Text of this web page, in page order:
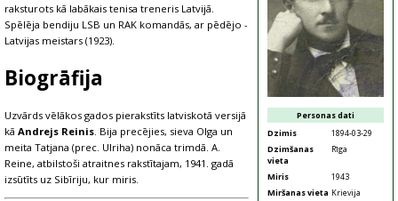
Personas dati
Dzimis
1894-03-29
Dzimšanas
vieta
Rīga
Miris
1943
Miršanas vieta Krievija
raksturots kā labākais tenisa treneris Latvijā.
Spēlēja bendiju LSB un RAK komandās, ar pēdējo -
Latvijas meistars (1923).
Biogrāfija
Uzvārds vēlākos gados pierakstīts latviskotā versijā
kā Andrejs Reinis . Bija precējies, sieva Olga un
meita Tatjana (prec. Ulriha) nonāca trimdā. A.
Reine, atbilstoši atraitnes rakstītajam, 1941. gadā
izsūtīts uz Sibīriju, kur miris.